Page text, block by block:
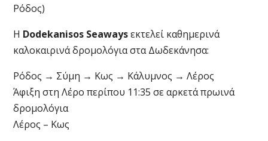
Ρόδος)
Η Dodekanisos Seawaysεκτελεί καθημερινά
καλοκαιρινά δρομολόγια στα Δωδεκάνησα:
Ρόδος → Σύμη → Κως → Κάλυμνος → Λέρος
Άφιξη στη Λέρο περίπου 11:35 σε αρκετά πρωινά
δρομολόγια
Λέρος – Κως